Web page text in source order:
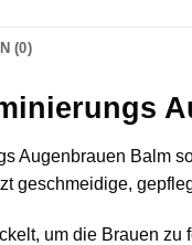
(0)
Augenbrauen Balm
geschmeidige,
um die Brauen